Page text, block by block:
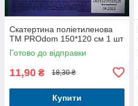
Скатертина поліетиленова
ТМ PROdom 150*120 см 1 шт
Готово до відправки
11,90 ₴ 18,30 ₴
Купити